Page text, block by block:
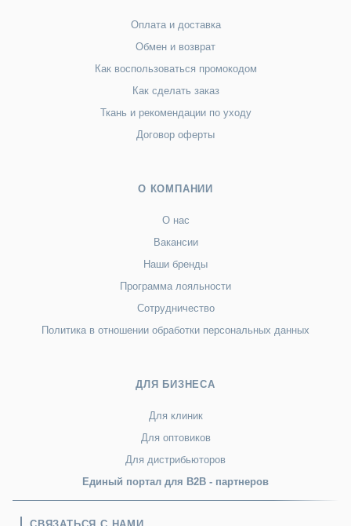
Оплата и доставка
Обмен и возврат
Как воспользоваться промокодом
Как сделать заказ
Ткань и рекомендации по уходу
Договор оферты
О КОМПАНИИ
О нас
Вакансии
Наши бренды
Программа лояльности
Сотрудничество
Политика в отношении обработки персональных данных
ДЛЯ БИЗНЕСА
Для клиник
Для оптовиков
Для дистрибьюторов
Единый портал для B2B - партнеров